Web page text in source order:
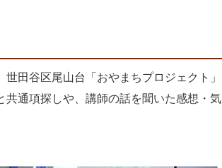
田谷区尾山台「おやまちプロジェクト」
通項探しや、講師の話を聞いた感想・気